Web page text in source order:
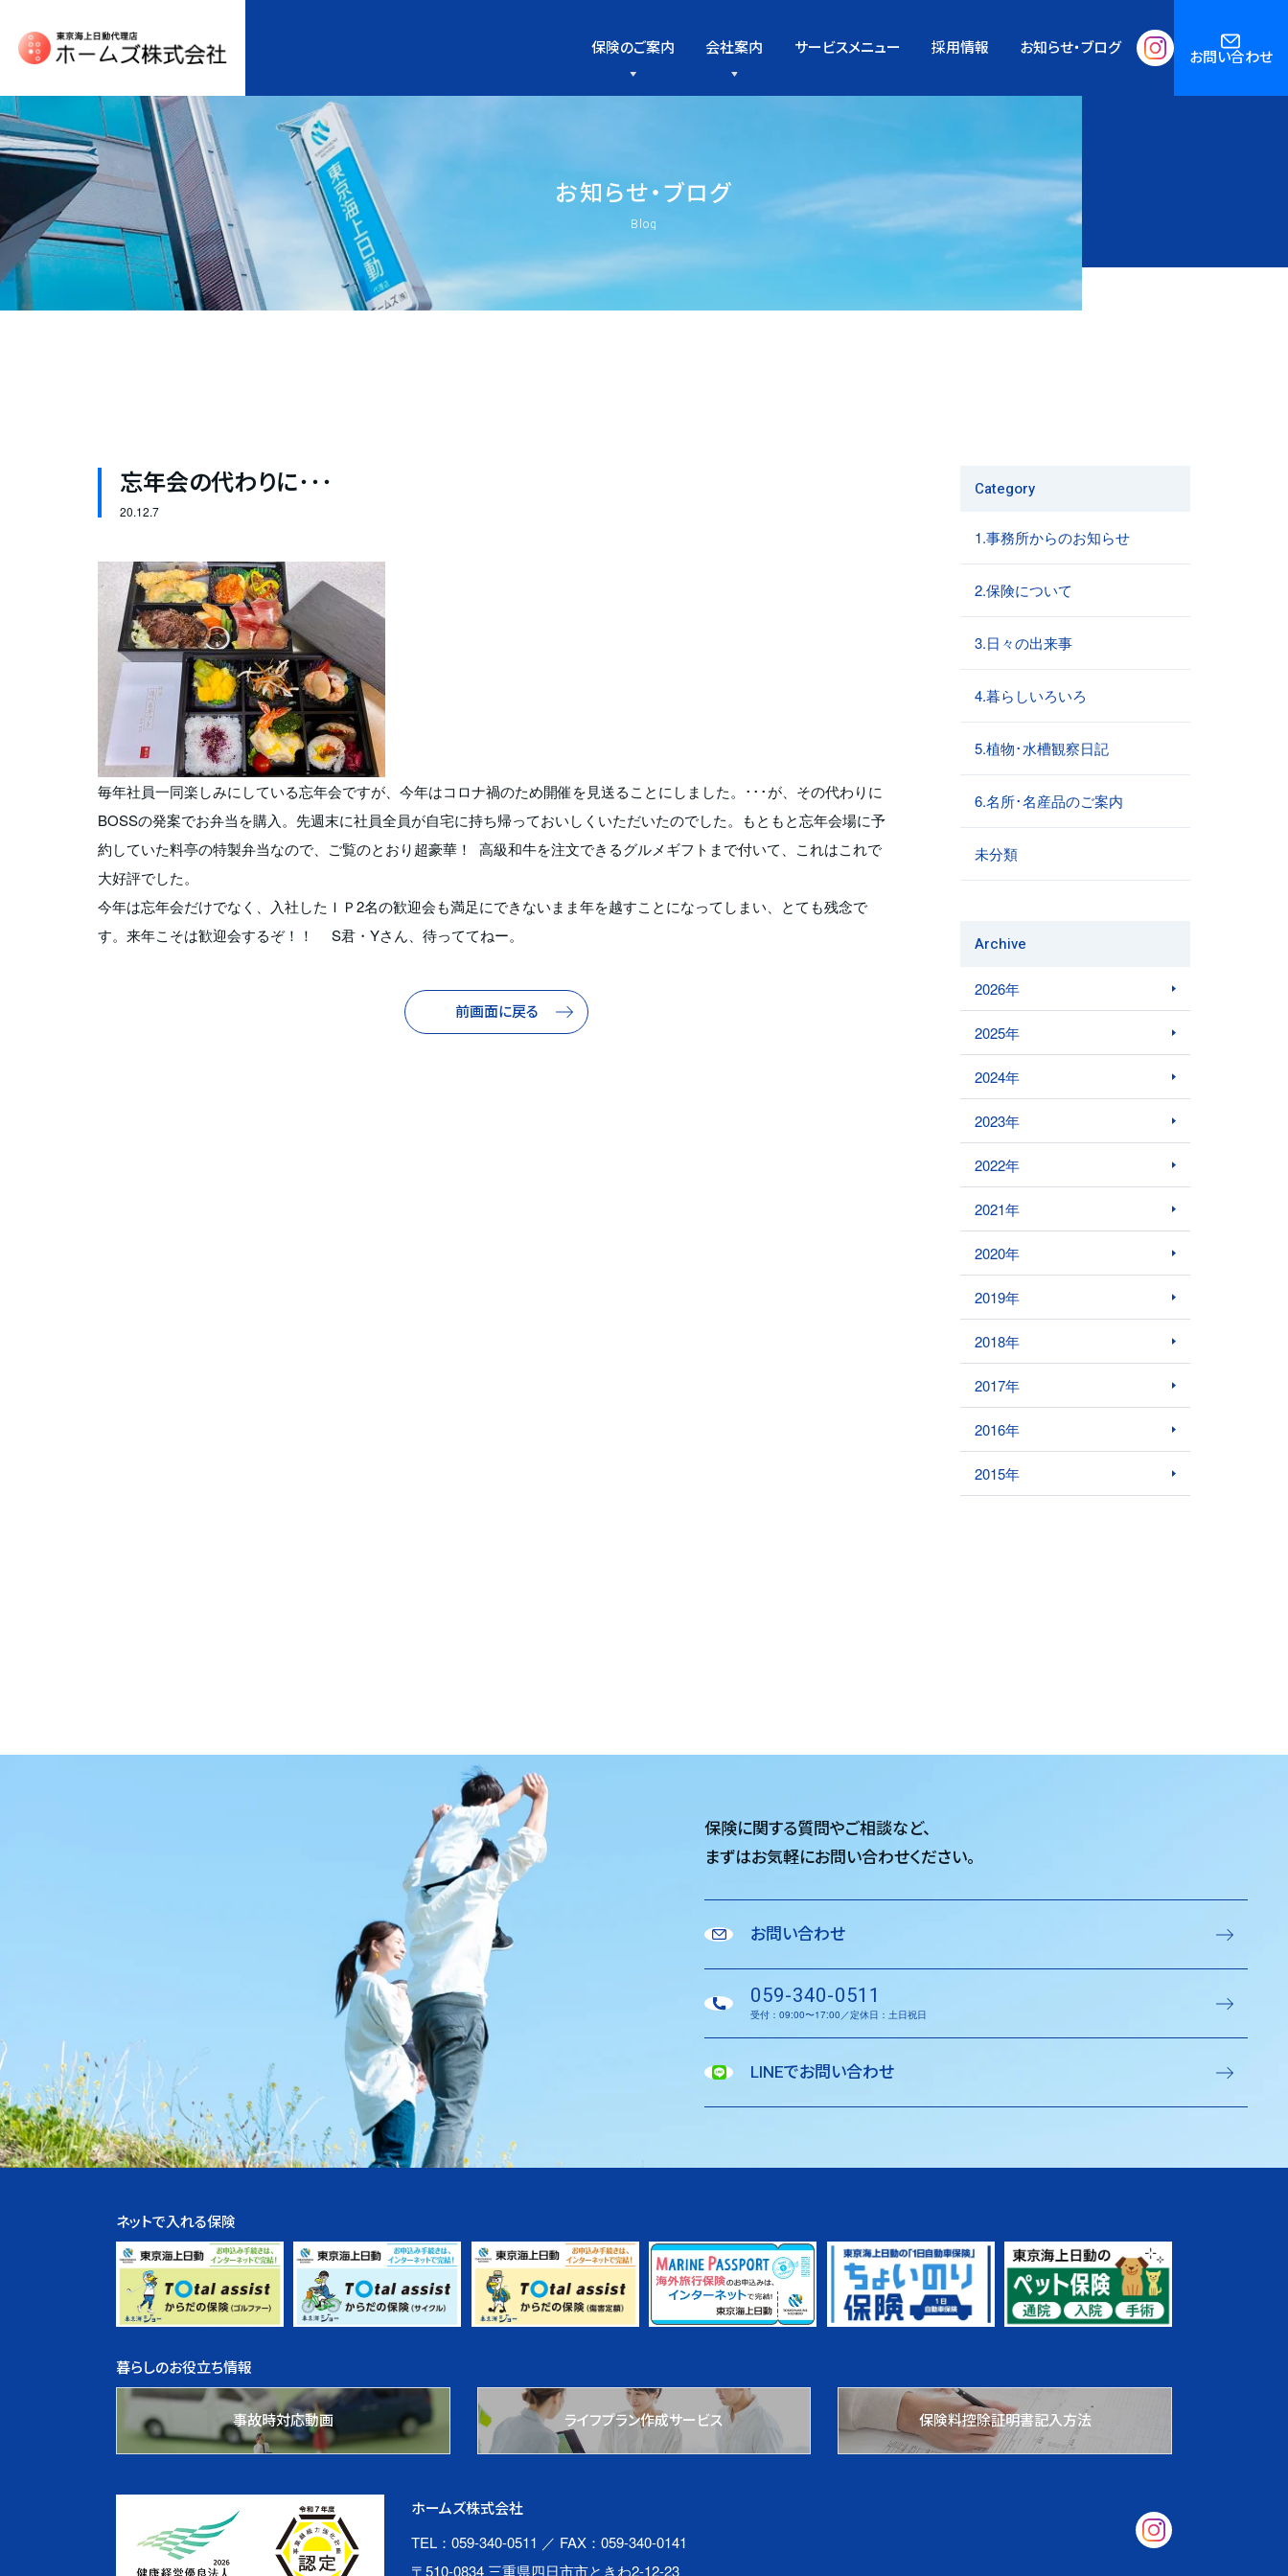
保険のご案内 会社案内 サービスメニュー 採用情報 お知らせ・ブログ お問い合わせ
お知らせ・ブログ
Blog
忘年会の代わりに･･･
20.12.7
毎年社員一同楽しみにしている忘年会ですが、今年はコロナ禍のため開催を見送ることにしました。･･･が、その代わりに
BOSSの発案でお弁当を購入。先週末に社員全員が自宅に持ち帰っておいしくいただいたのでした。もともと忘年会場に予
約していた料亭の特製弁当なので、ご覧のとおり超豪華！ 高級和牛を注文できるグルメギフトまで付いて、これはこれで
大好評でした。
今年は忘年会だけでなく、入社したＩＰ2名の歓迎会も満足にできないまま年を越すことになってしまい、とても残念で
す。来年こそは歓迎会するぞ！！ S君・Yさん、待っててねー。
前画面に戻る
Category
1.事務所からのお知らせ
2.保険について
3.日々の出来事
4.暮らしいろいろ
5.植物･水槽観察日記
6.名所･名産品のご案内
未分類
Archive
2026年
2025年
2024年
2023年
2022年
2021年
2020年
2019年
2018年
2017年
2016年
2015年
保険に関する質問やご相談など、
まずはお気軽にお問い合わせください。
お問い合わせ
059-340-0511
受付：09:00〜17:00／定休日：土日祝日
LINEでお問い合わせ
ネットで入れる保険
暮らしのお役立ち情報
事故時対応動画 ライフプラン作成サービス 保険料控除証明書記入方法
ホームズ株式会社
TEL：059-340-0511 ／ FAX：059-340-0141
〒510-0834 三重県四日市市ときわ2-12-23